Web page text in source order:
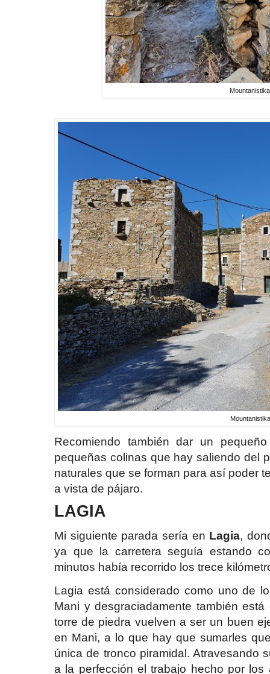
Mountanistika
Recomiendo también dar un
pequeñas colinas que hay saliendo del
naturales que se forman para así poder
a vista de pájaro.
LAGIA
Mi siguiente parada sería en Lagia,
ya que la carretera seguía estando
minutos había recorrido los trece
Lagia está considerado como uno de
Mani y desgraciadamente también
torre de piedra vuelven a ser un buen
en Mani, a lo que hay que sumarles
única de tronco piramidal. Atravesando
a la perfección el trabajo hecho por